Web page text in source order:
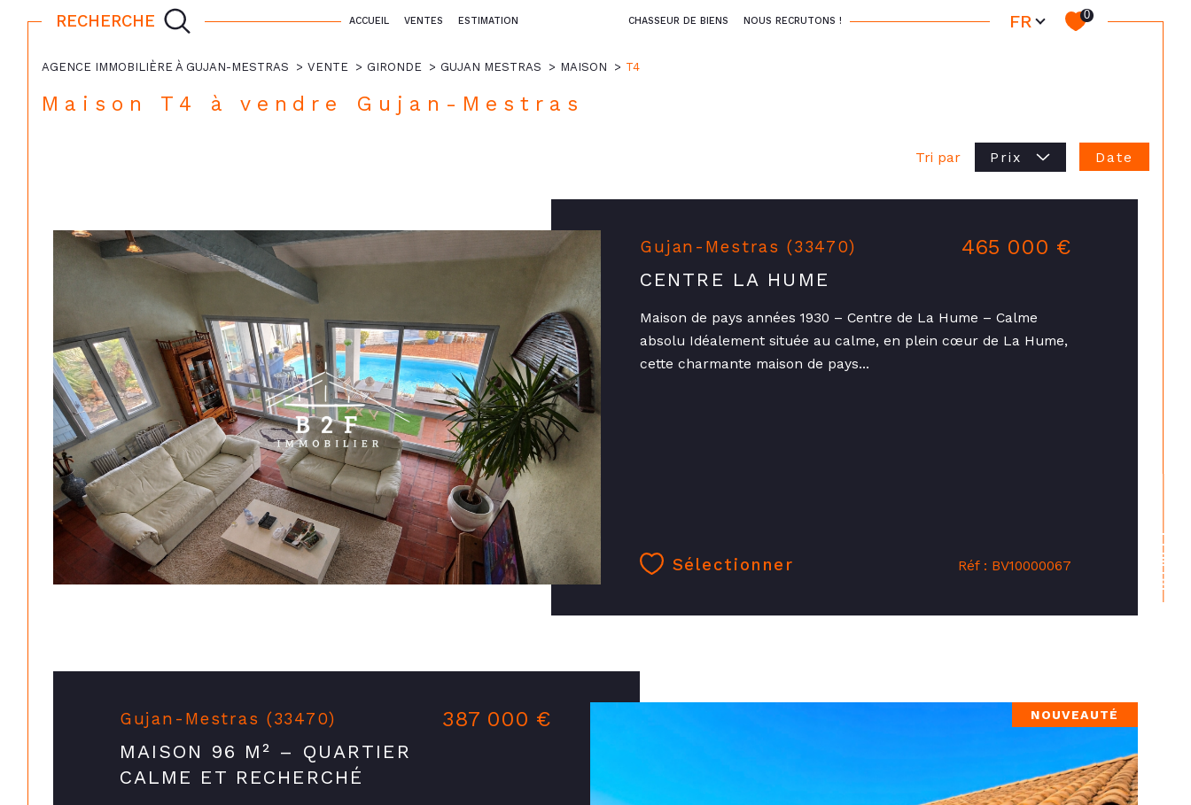
ACCUEIL VENTES ESTIMATION CHASSEUR DE BIENS NOUS RECRUTONS !
RECHERCHE Langue
FR 0
CONTACT
AGENCE IMMOBILIÈRE À GUJAN-MESTRAS VENTE GIRONDE GUJAN MESTRAS MAISON T4
Maison T4 à vendre Gujan-Mestras
Tri par Prix Date
Gujan-Mestras (33470)
CENTRE LA HUME
465 000 €
Maison de pays années 1930 – Centre de La Hume – Calme
absolu Idéalement située au calme, en plein cœur de La Hume,
cette charmante maison de pays...
Sélectionner Réf : BV10000067
Gujan-Mestras (33470)
MAISON 96 M² – QUARTIER
CALME ET RECHERCHÉ
387 000 € NOUVEAUTÉ